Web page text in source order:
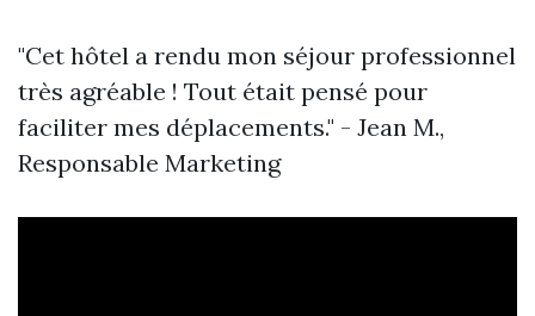
"Cet hôtel a rendu mon séjour professionnel
très agréable ! Tout était pensé pour
faciliter mes déplacements." - Jean M.,
Responsable Marketing